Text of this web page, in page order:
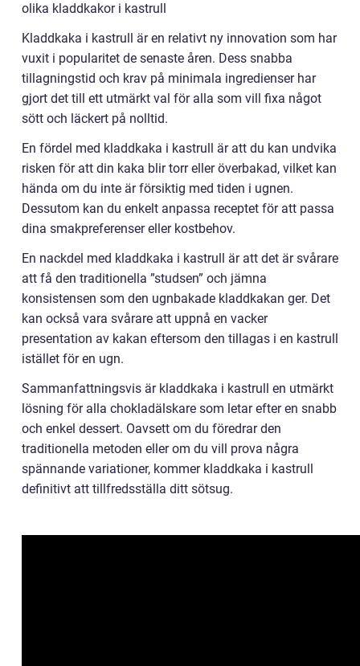
olika kladdkakor i kastrull
Kladdkaka i kastrull är en relativt ny innovation som har
vuxit i popularitet de senaste åren. Dess snabba
tillagningstid och krav på minimala ingredienser har
gjort det till ett utmärkt val för alla som vill fixa något
sött och läckert på nolltid.
En fördel med kladdkaka i kastrull är att du kan undvika
risken för att din kaka blir torr eller överbakad, vilket kan
hända om du inte är försiktig med tiden i ugnen.
Dessutom kan du enkelt anpassa receptet för att passa
dina smakpreferenser eller kostbehov.
En nackdel med kladdkaka i kastrull är att det är svårare
att få den traditionella ”studsen” och jämna
konsistensen som den ugnbakade kladdkakan ger. Det
kan också vara svårare att uppnå en vacker
presentation av kakan eftersom den tillagas i en kastrull
istället för en ugn.
Sammanfattningsvis är kladdkaka i kastrull en utmärkt
lösning för alla chokladälskare som letar efter en snabb
och enkel dessert. Oavsett om du föredrar den
traditionella metoden eller om du vill prova några
spännande variationer, kommer kladdkaka i kastrull
definitivt att tillfredsställa ditt sötsug.